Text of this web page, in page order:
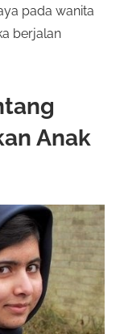
pada wanita
berjalan
Anak